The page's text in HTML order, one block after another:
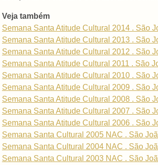
Veja também
Semana Santa Atitude Cultural 2014 . São
Semana Santa Atitude Cultural 2013 . São
Semana Santa Atitude Cultural 2012 . São
Semana Santa Atitude Cultural 2011 . São
Semana Santa Atitude Cultural 2010 . São
Semana Santa Atitude Cultural 2009 . São
Semana Santa Atitude Cultural 2008 . São
Semana Santa Atitude Cultural 2007 . São
Semana Santa Atitude Cultural 2006 . São
Semana Santa Cultural 2005 NAC . São
Semana Santa Cultural 2004 NAC . São
Semana Santa Cultural 2003 NAC . São